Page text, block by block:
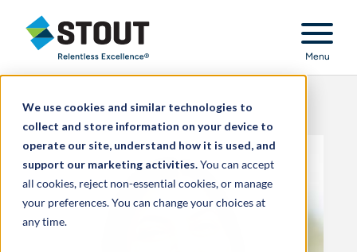
We use cookies and similar technologies to
collect and store information on your device to
operate our site, understand how it is used, and
support our marketing activities.You can accept
all cookies, reject non-essential cookies, or manage
your preferences. You can change your choices at
any time.
Stout Relentless Excellence
Menu